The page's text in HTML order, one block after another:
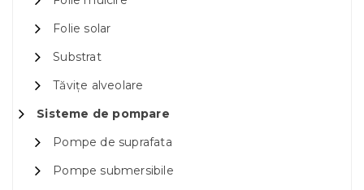
Folie solar
Substrat
Tăvițe alveolare
Sisteme de pompare
Pompe de suprafata
Pompe submersibile